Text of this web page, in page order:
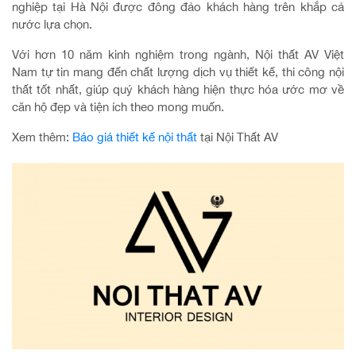
nghiệp tại Hà Nội được đông đảo khách hàng trên khắp cả
nước lựa chọn.
Với hơn 10 năm kinh nghiệm trong ngành, Nội thất AV Việt
Nam tự tin mang đến chất lượng dịch vụ thiết kế, thi công nội
thất tốt nhất, giúp quý khách hàng hiện thực hóa ước mơ về
căn hộ đẹp và tiện ích theo mong muốn.
Xem thêm: Báo giá thiết kế nội thất tại Nội Thất AV